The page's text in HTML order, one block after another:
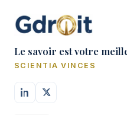
Le savoir est votre
SCIENTIA VINCES